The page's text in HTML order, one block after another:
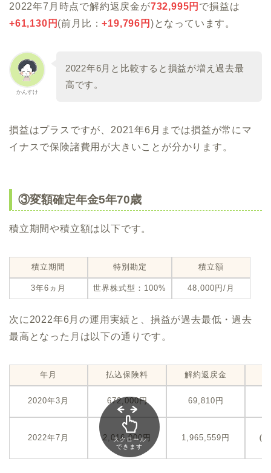
2022年7月時点で解約返戻金が732,995円 で損益は
+61,130 円 (前月比：+19,796円 )となっています。
かんすけ
2022年6月と比較すると損益が増え過去最
高です。
損益はプラスですが、2021年6月までは損益が常にマ
イナスで保険諸費用が大きいことが分かります。
③変額確定年金5年70歳
積立期間や積立額は以下です。
積立期間 特別勘定 積立額
3年6ヵ月 世界株式型：100% 48,000円/月
次に2022年6月の運用実績と、損益が過去最低・過去
最高となった月は以下の通りです。
年月 払込保険料 解約返戻金
2020年3月 672,000円 69,810円
2022年7月 2,016,000円 1,965,559円
（
スクロール
できます